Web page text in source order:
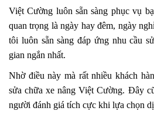
Việt Cường luôn sẵn sàng phục vụ
quan trọng là ngày hay đêm, ngày
tôi luôn sẵn sàng đáp ứng nhu cầu
gian ngắn nhất.
Nhờ điều này mà rất nhiều khách
sửa chữa xe nâng Việt Cường. Đây
người đánh giá tích cực khi lựa chọn